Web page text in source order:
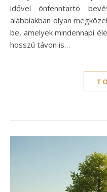
idővel önfenntartó
alábbiakban olyan
be, amelyek mindennapi
hosszú távon is…